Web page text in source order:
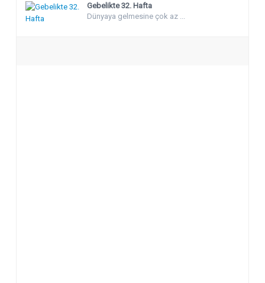
Gebelikte 32. Hafta
Dünyaya gelmesine çok az ...